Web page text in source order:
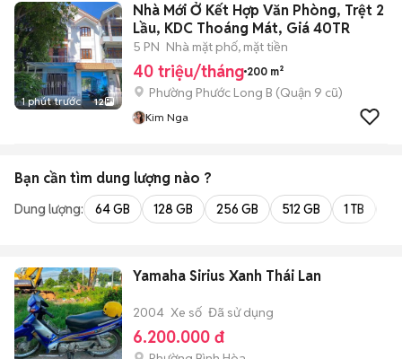
1 phút trước 12
Nhà Mới Ở Kết Hợp Văn Phòng, Trệt 2
Lầu, KDC Thoáng Mát, Giá 40TR
5 PN Nhà mặt phố, mặt tiền
40 triệu/tháng 200 m²
Phường Phước Long B (Quận 9 cũ)
Kim Nga
Bạn cần tìm dung lượng nào ?
Dung lượng: 64 GB 128 GB 256 GB 512 GB 1 TB
Yamaha Sirius Xanh Thái Lan
2004 Xe số Đã sử dụng
6.200.000 đ